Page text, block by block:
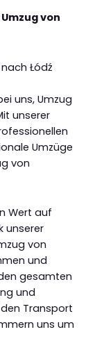
von
Łódź
uns, Umzug
unserer
Umzüge
von
Wert auf
unserer
von
und
gesamten
und
Transport
uns um